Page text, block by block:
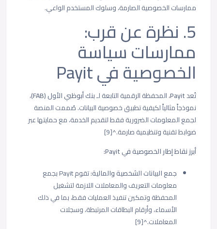
ممارسات الخصوصية الصارمة، وسلوك المستخدم الواعي.
5. نظرة عن قرب:
ممارسات سياسة
الخصوصية في Payit
تُعدPayit، المحفظة الرقمية التابعة لـبنك أبوظبي الأول (FAB)
،
نموذجاً مثالياً لكيفية تطبيق خصوصية البيانات. صُممت المنصة
لجمع المعلومات الضرورية فقط لتقديم الخدمة، مع حمايتها عبر
ضوابط تقنية وتنظيمية صارمة.^[9]
أبرز نقاط إطار الخصوصية في Payit:
جمع البيانات الشخصية والمالية:
تقوم Payit بجمع
معلومات التعريف والمعاملات اللازمة لتشغيل
المحفظة وتمكين تنفيذ العمليات فقط، بما في ذلك
الأسماء، وأرقام البطاقات المرتبطة، وسجلات
المعاملات.^[9]